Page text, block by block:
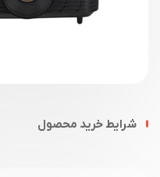
شرایط خرید محصول